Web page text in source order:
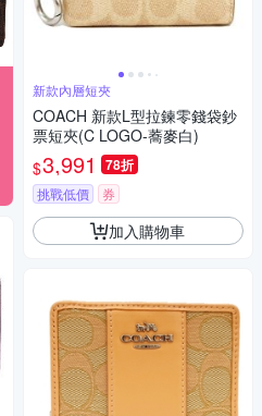
新款內層短夾
COACH 新款L型拉鍊零錢袋鈔
票短夾(C LOGO-蕎麥白)
$3,991 78折
挑戰低價 券
加入購物車